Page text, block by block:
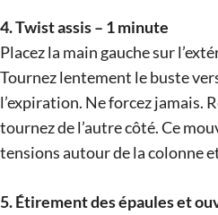
4. Twist assis – 1 minute
Placez la main gauche sur
Tournez lentement le buste
l’expiration. Ne forcez jamais.
tournez de l’autre côté. Ce
tensions autour de la colonne
5. Étirement des épaules et